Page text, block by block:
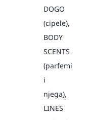
DOGO
(cipele),
BODY
SCENTS
(parfemi
i
njega),
LINES